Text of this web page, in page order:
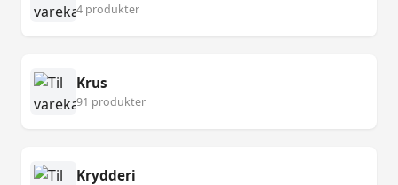
4 produkter
Krus
91 produkter
Krydderi